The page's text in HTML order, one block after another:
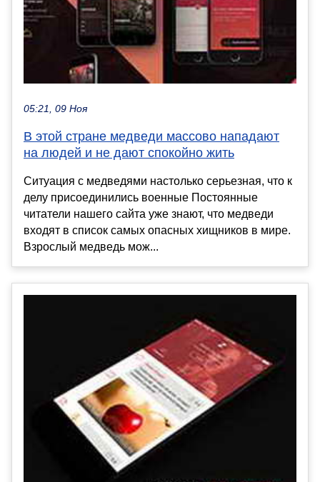
05:21, 09 Ноя
В этой стране медведи массово нападают
на людей и не дают спокойно жить
Ситуация с медведями настолько серьезная, что к
делу присоединились военные Постоянные
читатели нашего сайта уже знают, что медведи
входят в список самых опасных хищников в мире.
Взрослый медведь мож...